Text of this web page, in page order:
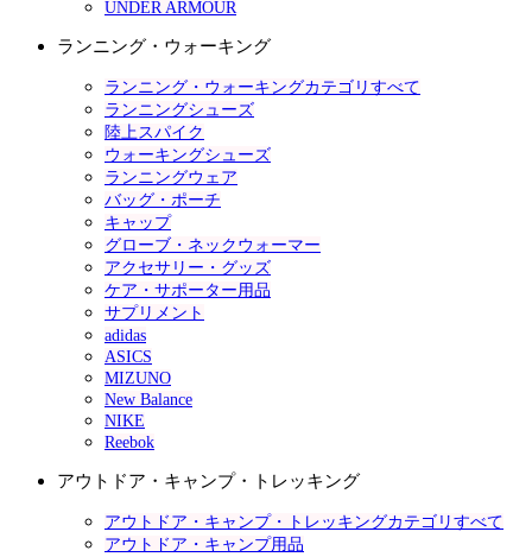
UNDER ARMOUR
ランニング・ウォーキング
ランニング・ウォーキングカテゴリすべて
ランニングシューズ
陸上スパイク
ウォーキングシューズ
ランニングウェア
バッグ・ポーチ
キャップ
グローブ・ネックウォーマー
アクセサリー・グッズ
ケア・サポーター用品
サプリメント
adidas
ASICS
MIZUNO
New Balance
NIKE
Reebok
アウトドア・キャンプ・トレッキング
アウトドア・キャンプ・トレッキングカテゴリすべて
アウトドア・キャンプ用品